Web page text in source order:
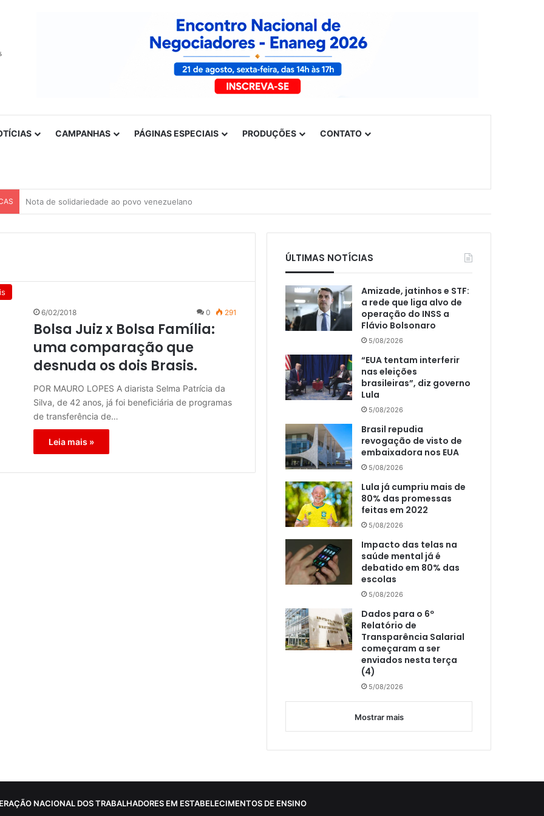
CAMPANHAS PÁGINAS ESPECIAIS PRODUÇÕES CONTATO
Nota de solidariedade ao povo venezuelano
6/02/2018 0 291
Bolsa Juiz x Bolsa Família:
uma comparação que
desnuda os dois Brasis.
POR MAURO LOPES A diarista Selma Patrícia da
Silva, de 42 anos, já foi beneficiária de programas
de transferência de…
Leia mais »
ÚLTIMAS NOTÍCIAS
Amizade, jatinhos e STF:
a rede que liga alvo de
operação do INSS a
Flávio Bolsonaro
5/08/2026
“EUA tentam interferir
nas eleições
brasileiras”, diz governo
Lula
5/08/2026
Brasil repudia
revogação de visto de
embaixadora nos EUA
5/08/2026
Lula já cumpriu mais de
80% das promessas
feitas em 2022
5/08/2026
Impacto das telas na
saúde mental já é
debatido em 80% das
escolas
5/08/2026
Dados para o 6º
Relatório de
Transparência Salarial
começaram a ser
enviados nesta terça
(4)
5/08/2026
Mostrar mais
NACIONAL DOS TRABALHADORES EM ESTABELECIMENTOS DE ENSINO